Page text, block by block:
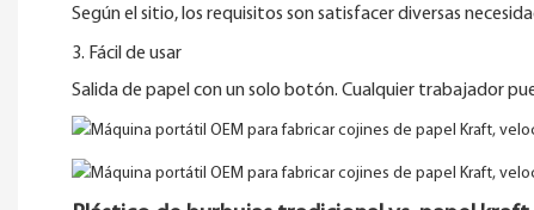
Según el sitio, los requisitos son satisfacer diversas
3. Fácil de usar
Salida de papel con un solo botón. Cualquier trabajador